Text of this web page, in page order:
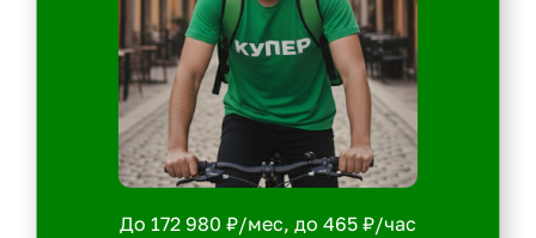
До 172 980 ₽/мес, до 465 ₽/час